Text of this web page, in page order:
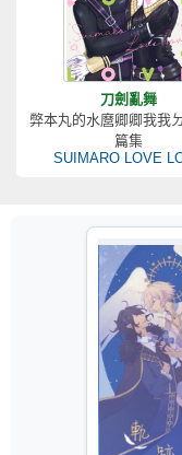
刀劍亂舞
弊本丸的水麿卿卿我我
篇集
SUIMARO LOVE